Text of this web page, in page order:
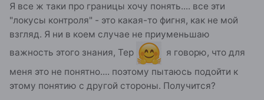
Я все ж таки про границы хочу понять.... все эти
"локусы контроля" - это какая-то фигня, как не мой
взгляд. Я ни в коем случае не приуменьшаю
важность этого знания, Тер
я говорю, что для
меня это не понятно.... поэтому пытаюсь подойти к
этому понятию с другой стороны. Получится?